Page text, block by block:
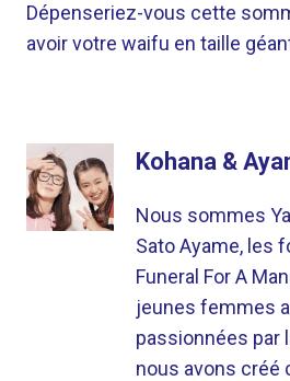
Dépenseriez-vous cette
avoir votre waifu en taille
Kohana &
Nous sommes
Sato Ayame, les
Funeral For A
jeunes femmes
passionnées par
nous avons créé